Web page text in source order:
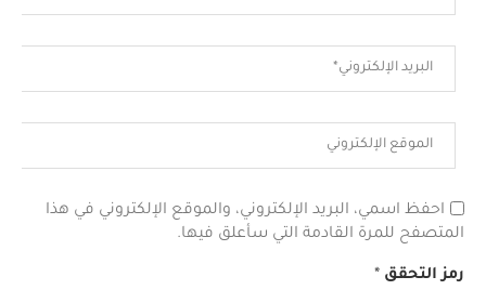
احفظ اسمي، البريد الإلكتروني، والموقع الإلكتروني في هذا
المتصفح للمرة القادمة التي سأعلق فيها.
رمز التحقق *